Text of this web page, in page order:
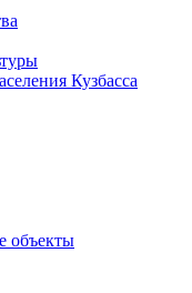
Кузбасса
объекты